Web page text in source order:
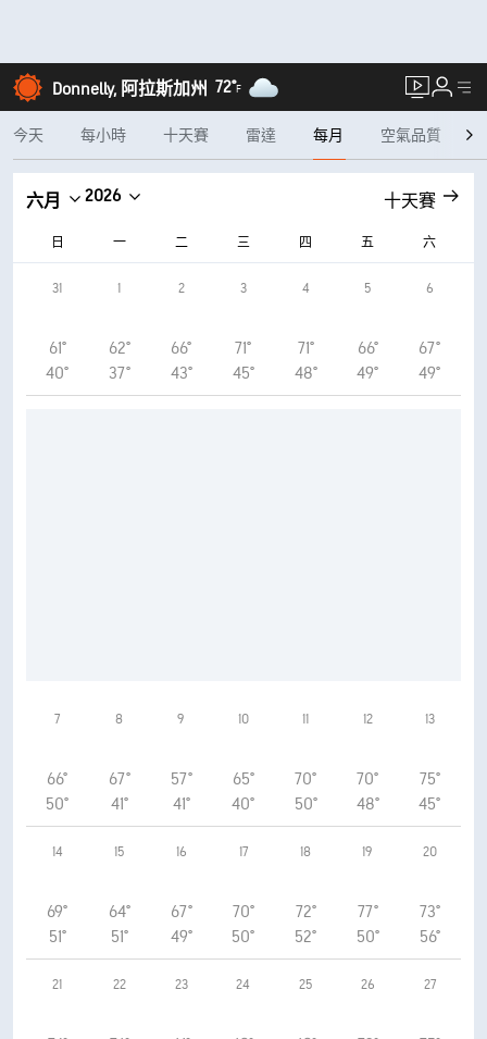
Donnelly, 阿拉斯加州 72°F
今天 每小時 十天賽 雷達 每月 空氣品質
六月 2026 十天賽
日 一 二 三 四 五 六
31
61°
40°
1
62°
37°
2
66°
43°
3
71°
45°
4
71°
48°
5
66°
49°
6
67°
49°
7
66°
50°
8
67°
41°
9
57°
41°
10
65°
40°
11
70°
50°
12
70°
48°
13
75°
45°
14
69°
51°
15
64°
51°
16
67°
49°
17
70°
50°
18
72°
52°
19
77°
50°
20
73°
56°
21 22 23 24 25 26 27